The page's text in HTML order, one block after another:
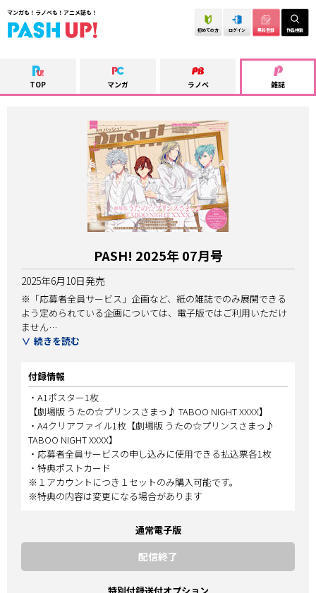
マンガも！ラノベも！アニメ誌も！
初めての方 ログイン 無料登録 作品検索
TOP マンガ ラノベ 雑誌
PASH! 2025年 07月号
2025年6月10日発売
※「応募者全員サービス」企画など、紙の雑誌でのみ展開できる
よう定められている企画については、電子版ではご利用いただけ
ません
XXXX】A4クリアファイルは付属しません
※「応募者全員サービス」企画など、紙の雑誌でのみ展開できる
よう
定められている企画については、電子版ではご利用いただけませ
【劇場版 うたの☆プリンスさまっ♪ TABOO NIGHT XXXX】
QUARTET NIGHTコメント
森久保祥太郎（寿嶺二役）＆鈴木達央（黒崎蘭丸役）、蒼井翔太
（美風藍役）＆前野智昭（カミュ役）対談
宮嶋克佳、衣装・村山誓一インタビュー
【アニメ『ウマ娘 シンデレラグレイ』】
高柳知葉（オグリキャップ役）インタビュー
田所あずさ（シンボリルドルフ役）＆Lynn（マルゼンスキー役）
続きを読む
付録情報
・A1ポスター1枚
【劇場版 うたの☆プリンスさまっ♪ TABOO NIGHT XXXX】
・A4クリアファイル1枚【劇場版 うたの☆プリンスさまっ♪
TABOO NIGHT XXXX】
・応募者全員サービスの申し込みに使用できる払込票各1枚
・特典ポストカード
※１アカウントにつき１セットのみ購入可能です。
※特典の内容は変更になる場合があります
通常電子版
配信終了